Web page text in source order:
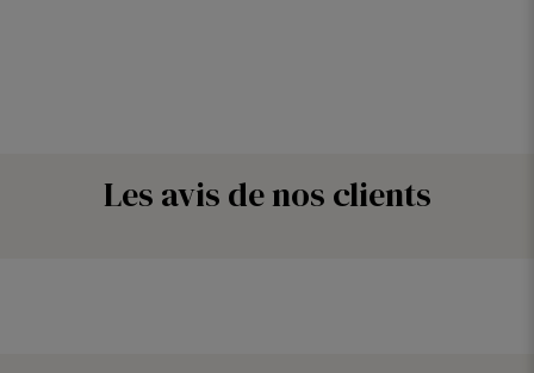
Les avis de nos clients